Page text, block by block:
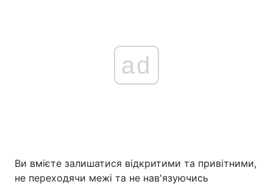
ad
Ви вмієте залишатися відкритими та привітними,
не переходячи межі та не нав'язуючись